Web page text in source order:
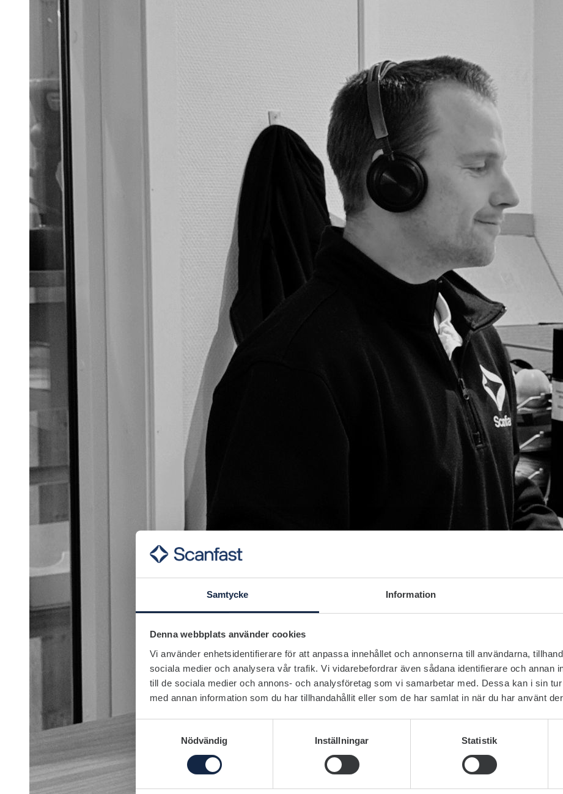
Samtycke Information
Denna webbplats använder cookies
Vi använder enhetsidentifierare för att anpassa innehållet och annonserna till användarna,
sociala medier och analysera vår trafik. Vi vidarebefordrar även sådana identifierare och annan
till de sociala medier och annons- och analysföretag som vi samarbetar med. Dessa kan i sin
med annan information som du har tillhandahållit eller som de har samlat in när du har använt
Nödvändig
Inställningar Statistik